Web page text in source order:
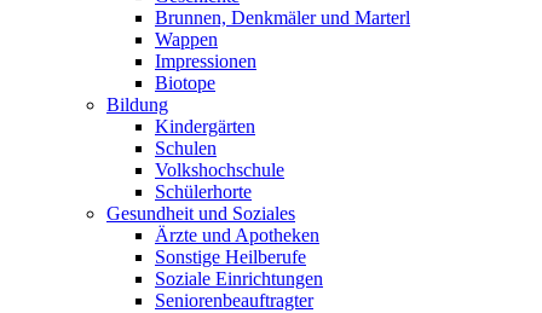
Brunnen, Denkmäler und Marterl
Wappen
Impressionen
Biotope
Bildung
Kindergärten
Schulen
Volkshochschule
Schülerhorte
Gesundheit und Soziales
Ärzte und Apotheken
Sonstige Heilberufe
Soziale Einrichtungen
Seniorenbeauftragter